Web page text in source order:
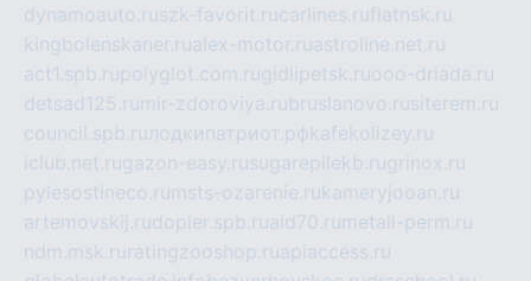
dynamoauto.ruszk-favorit.rucarlines.ruflatnsk.ru
kingbolenskaner.rualex-motor.ruastroline.net.ru
act1.spb.rupolyglot.com.rugidlipetsk.ruooo-driada.ru
detsad125.ru mir-zdoroviya.rubruslanovo.rusiterem.ru
council.spb.ruлодкипатриот.рфkafekolizey.ru
iclub.net.rugazon-easy.rusugarepilekb.rugrinox.ru
pylesostineco.ru msts-ozarenie.rukameryjooan.ru
artemovskij.rudopler.spb.ruaid70.ru metall-perm.ru
ndm.msk.ru ratingzooshop.ruapiaccess.ru